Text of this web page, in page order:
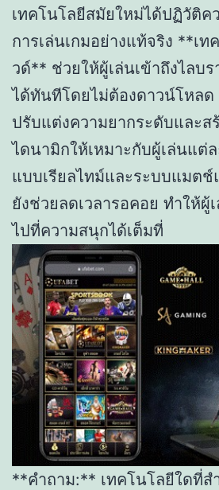
เทคโนโลยีสมัยใหม่ได้ปฏิวัติค
การเล่นเกมอย่างแท้จริง **เ
วด์** ช่วยให้ผู้เล่นเข้าถึงไลบ
ได้ทันทีโดยไม่ต้องดาวน์โหล
ปรับแต่งความยากระดับและส
ไดนามิกให้เหมาะกับผู้เล่นแต่
แบบเรียลไทม์และระบบแมต
ยังช่วยลดเวลารอคอย ทำให้ผู้
ไปที่ความสนุกได้เต็มที่
**คำถาม:** เทคโนโลยีใดที่